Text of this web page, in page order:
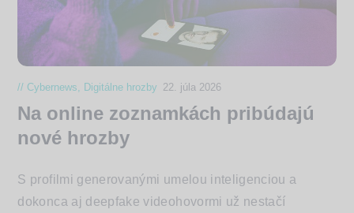
Cybernews Digitálne hrozby 22. júla 2026
Na online zoznamkách pribúdajú
nové hrozby
S profilmi generovanými umelou inteligenciou a
dokonca aj deepfake videohovormi už nestačí